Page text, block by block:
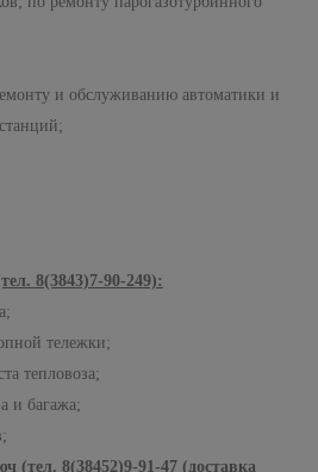
и обслуживанию автоматики и
8(3843)7-90-249):
тележки;
багажа;
8(38452)9-91-47 (доставка